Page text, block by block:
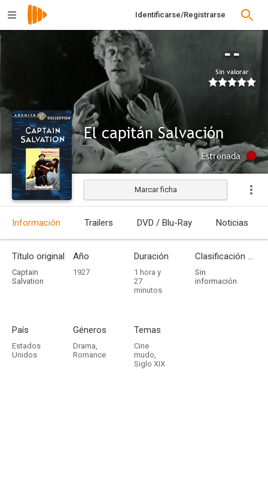
Identificarse/Registrarse
--
Sin valorar
El capitán Salvación
Estrenada
Marcar ficha
Información Trailers DVD / Blu-Ray Noticias
Título original
Captain
Salvation
Año
1927
Duración
1 hora y
27
minutos
Clasificación por edades
Sin
información
País
Estados
Unidos
Géneros
Drama,
Romance
Temas
Cine
mudo,
Siglo XIX